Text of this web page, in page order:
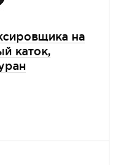
на
каток,